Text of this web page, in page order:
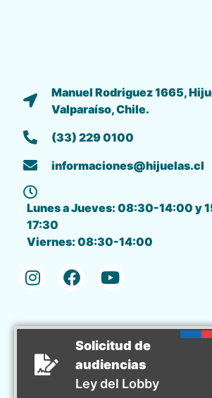
Manuel Rodriguez 1665,
Valparaíso, Chile.
(33) 229 0100
informaciones@hijuelas.cl
Lunes a Jueves: 08:30-14:00 y
17:30
Viernes: 08:30-14:00
Solicitud de
audiencias
Ley del Lobby